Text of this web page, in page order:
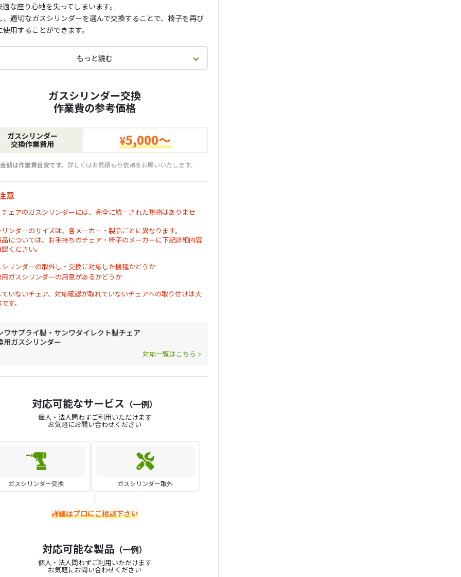
適な座り心地を失ってしまいます。
、適切なガスシリンダーを選んで交換することで、椅子を再び
使用することができます。
もっと読む
ガスシリンダー交換
作業費の参考価格
ガスシリンダー
交換作業費用
¥5,000～
額は作業費目安です。 詳しくはお見積もり依頼をお願いいたします。
意
ェアのガスシリンダーには、完全に統一された規格はありませ
ンダーのサイズは、各メーカー・製品ごとに異なります。
については、お手持ちのチェア・椅子のメーカーに下記詳細内容
ください。
リンダーの取外し・交換に対応した機種かどうか
ガスシリンダーの用意があるかどうか
いないチェア、対応確認が取れていないチェアへの取り付けは大
す。
ワサプライ製・サンワダイレクト製チェア
用ガスシリンダー
対応一覧はこちら
対応可能なサービス （一例）
個人・法人問わずご利用いただけます
お気軽にお問い合わせください
ガスシリンダー交換 ガスシリンダー取外
詳細はプロにご相談下さい
対応可能な製品 （一例）
個人・法人問わずご利用いただけます
お気軽にお問い合わせください